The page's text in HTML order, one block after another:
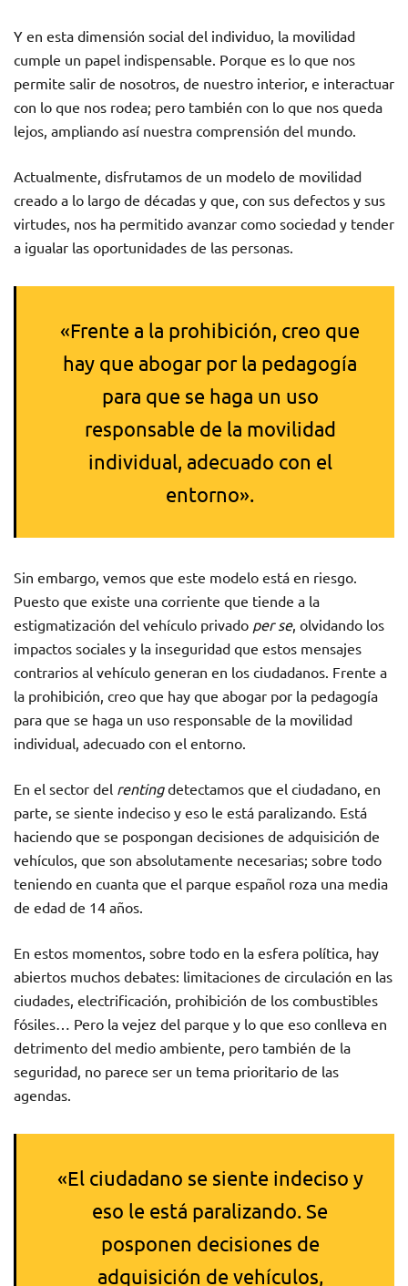
Y en esta dimensión social del individuo, la movilidad
cumple un papel indispensable. Porque es lo que nos
permite salir de nosotros, de nuestro interior, e interactuar
con lo que nos rodea; pero también con lo que nos queda
lejos, ampliando así nuestra comprensión del mundo.
Actualmente, disfrutamos de un modelo de movilidad
creado a lo largo de décadas y que, con sus defectos y sus
virtudes, nos ha permitido avanzar como sociedad y tender
a igualar las oportunidades de las personas.
«Frente a la prohibición, creo que
hay que abogar por la pedagogía
para que se haga un uso
responsable de la movilidad
individual, adecuado con el
entorno».
Sin embargo, vemos que este modelo está en riesgo.
Puesto que existe una corriente que tiende a la
estigmatización del vehículo privado per se, olvidando los
impactos sociales y la inseguridad que estos mensajes
contrarios al vehículo generan en los ciudadanos. Frente a
la prohibición, creo que hay que abogar por la pedagogía
para que se haga un uso responsable de la movilidad
individual, adecuado con el entorno.
En el sector del rentingdetectamos que el ciudadano, en
parte, se siente indeciso y eso le está paralizando. Está
haciendo que se pospongan decisiones de adquisición de
vehículos, que son absolutamente necesarias; sobre todo
teniendo en cuanta que el parque español roza una media
de edad de 14 años.
En estos momentos, sobre todo en la esfera política, hay
abiertos muchos debates: limitaciones de circulación en las
ciudades, electrificación, prohibición de los combustibles
fósiles… Pero la vejez del parque y lo que eso conlleva en
detrimento del medio ambiente, pero también de la
seguridad, no parece ser un tema prioritario de las
agendas.
«El ciudadano se siente indeciso y
eso le está paralizando. Se
posponen decisiones de
adquisición de vehículos,